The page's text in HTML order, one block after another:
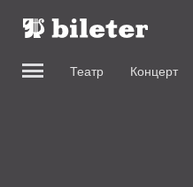
Театр Концерт